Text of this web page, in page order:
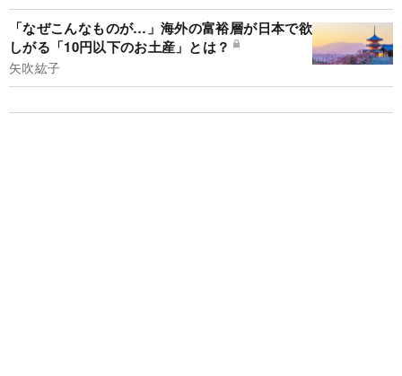
「なぜこんなものが…」海外の富裕層が日本で欲
しがる「10円以下のお土産」とは？
矢吹紘子